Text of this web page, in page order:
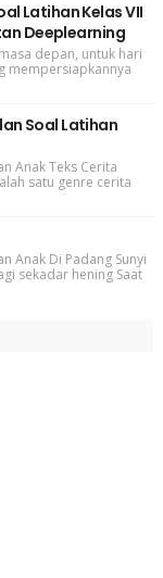
Latihan Kelas VII
Deeplearning
depan, untuk hari
mempersiapkannya
Soal Latihan
Anak Teks Cerita
satu genre cerita
Anak Di Padang Sunyi
sekadar hening Saat